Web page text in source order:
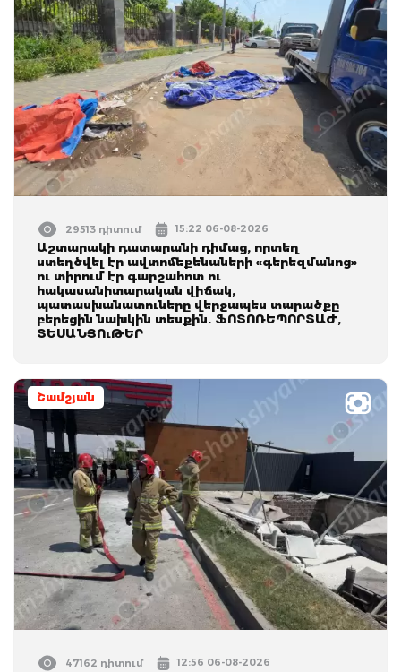
29513 դիտում 15:22 06-08-2026
Աշտարակի դատարանի դիմաց, որտեղ
ստեղծվել էր ավտոմեքենաների «գերեզմանոց»
ու տիրում էր գարշահոտ ու
հակասանիտարական վիճակ,
պատասխանատուները վերջապես տարածքը
բերեցին նախկին տեսքին. ՖՈՏՈՌԵՊՈՐՏԱԺ,
ՏԵՍԱՆՅՈւԹԵՐ
Շամշյան
47162 դիտում 12:56 06-08-2026